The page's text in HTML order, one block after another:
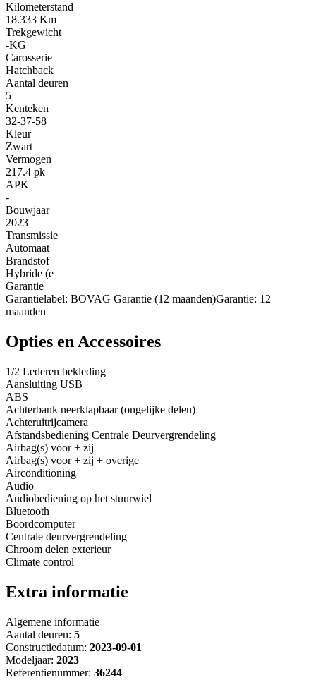
Kilometerstand
18.333 Km
Trekgewicht
-KG
Carosserie
Hatchback
Aantal deuren
5
Kenteken
32-37-58
Kleur
Zwart
Vermogen
217.4 pk
APK
-
Bouwjaar
2023
Transmissie
Automaat
Brandstof
Hybride (e
Garantie
Garantielabel: BOVAG Garantie (12 maanden)Garantie: 12
maanden
Opties en Accessoires
1/2 Lederen bekleding
Aansluiting USB
ABS
Achterbank neerklapbaar (ongelijke delen)
Achteruitrijcamera
Afstandsbediening Centrale Deurvergrendeling
Airbag(s) voor + zij
Airbag(s) voor + zij + overige
Airconditioning
Audio
Audiobediening op het stuurwiel
Bluetooth
Boordcomputer
Centrale deurvergrendeling
Chroom delen exterieur
Climate control
Extra informatie
Algemene informatie
Aantal deuren: 5
Constructiedatum: 2023-09-01
Modeljaar: 2023
Referentienummer: 36244